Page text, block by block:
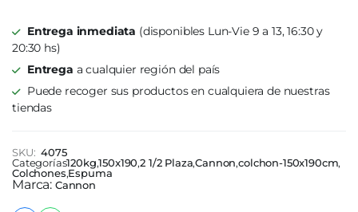
Entrega inmediata (disponibles Lun-Vie 9 a 13, 16:30 y
20:30 hs)
Entrega a cualquier región del país
Puede recoger sus productos en cualquiera de nuestras
tiendas
SKU: 4075
Categorías120kg,150x190,2 1/2 Plaza,Cannon,colchon-150x190cm,
Colchones,Espuma
Marca: Cannon